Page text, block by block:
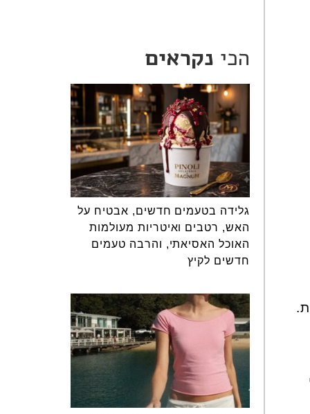
הכי נקראים
גלידה בטעמים חדשים, אבטיח על
האש, רטבים ואיטריות מעולמות
האוכל האסיאתי, והרבה טעמים
חדשים לקיץ